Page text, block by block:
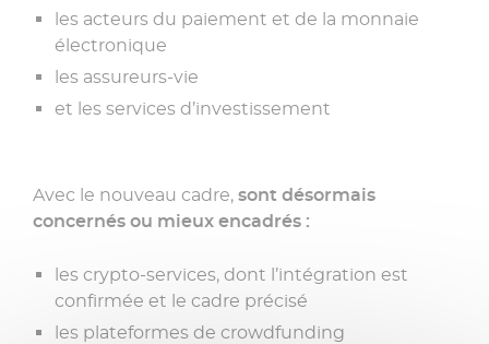
les acteurs du paiement et de la monnaie
électronique
les assureurs-vie
et les services d’investissement
Avec le nouveau cadre, sont désormais
concernés ou mieux encadrés :
les crypto-services, dont l’intégration est
confirmée et le cadre précisé
les plateformes de crowdfunding